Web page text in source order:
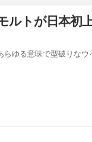
ルトが日本初
ゆる意味で型破りなウ